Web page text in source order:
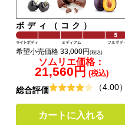
ボディ（コク）
希望小売価格 33,000円 (税込)
ソムリエ価格：
21,560円 (税込)
総合評価 （4.00）
カートに入れる